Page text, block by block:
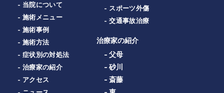
- 当院について
- 施術メニュー
- 施術事例
- 施術方法
- 症状別の対処法
- 治療家の紹介
- アクセス
- スポーツ外傷
- 交通事故治療
治療家の紹介
- 父母
- 砂川
- 斎藤